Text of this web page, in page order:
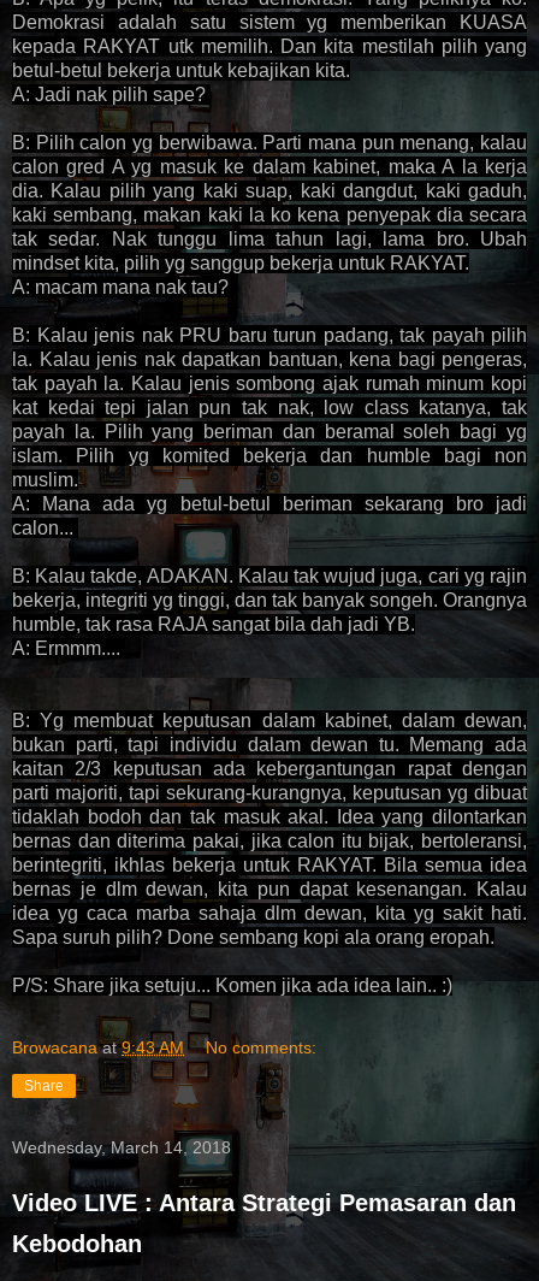
Demokrasi adalah satu sistem yg memberikan KUASA
kepada RAKYAT utk memilih. Dan kita mestilah pilih yang
betul-betul bekerja untuk kebajikan kita.
A: Jadi nak pilih sape?
B: Pilih calon yg berwibawa. Parti mana pun menang, kalau
calon gred A yg masuk ke dalam kabinet, maka A la kerja
dia. Kalau pilih yang kaki suap, kaki dangdut, kaki gaduh,
kaki sembang, makan kaki la ko kena penyepak dia secara
tak sedar. Nak tunggu lima tahun lagi, lama bro. Ubah
mindset kita, pilih yg sanggup bekerja untuk RAKYAT.
A: macam mana nak tau?
B: Kalau jenis nak PRU baru turun padang, tak payah pilih
la. Kalau jenis nak dapatkan bantuan, kena bagi pengeras,
tak payah la. Kalau jenis sombong ajak rumah minum kopi
kat kedai tepi jalan pun tak nak, low class katanya, tak
payah la. Pilih yang beriman dan beramal soleh bagi yg
islam. Pilih yg komited bekerja dan humble bagi non
muslim.
A: Mana ada yg betul-betul beriman sekarang bro jadi
calon...
B: Kalau takde, ADAKAN. Kalau tak wujud juga, cari yg rajin
bekerja, integriti yg tinggi, dan tak banyak songeh. Orangnya
humble, tak rasa RAJA sangat bila dah jadi YB.
A: Ermmm....
B: Yg membuat keputusan dalam kabinet, dalam dewan,
bukan parti, tapi individu dalam dewan tu. Memang ada
kaitan 2/3 keputusan ada kebergantungan rapat dengan
parti majoriti, tapi sekurang-kurangnya, keputusan yg dibuat
tidaklah bodoh dan tak masuk akal. Idea yang dilontarkan
bernas dan diterima pakai, jika calon itu bijak, bertoleransi,
berintegriti, ikhlas bekerja untuk RAKYAT. Bila semua idea
bernas je dlm dewan, kita pun dapat kesenangan. Kalau
idea yg caca marba sahaja dlm dewan, kita yg sakit hati.
Sapa suruh pilih? Done sembang kopi ala orang eropah.
P/S: Share jika setuju... Komen jika ada idea lain.. :)
Browacana at9:43 AM No comments:
Share
Wednesday, March 14, 2018
Video LIVE : Antara Strategi Pemasaran dan
Kebodohan